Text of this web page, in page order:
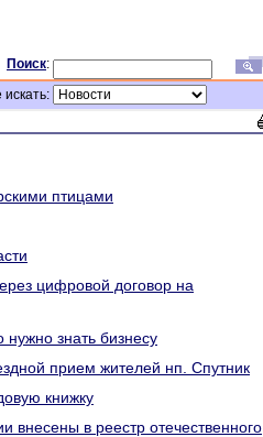
Поиск:
искать:
птицами
цифровой договор на
знать бизнесу
прием жителей нп. Спутник
книжку
в реестр отечественного